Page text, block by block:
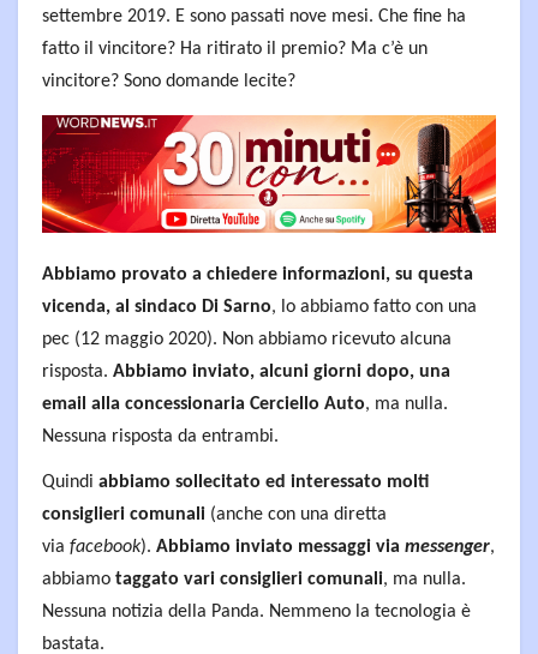
settembre 2019. E sono passati nove mesi. Che fine ha
fatto il vincitore? Ha ritirato il premio? Ma c’è un
vincitore? Sono domande lecite?
Abbiamo provato a chiedere informazioni, su questa
vicenda, al sindaco Di Sarno, lo abbiamo fatto con una
pec (12 maggio 2020). Non abbiamo ricevuto alcuna
risposta. Abbiamo inviato, alcuni giorni dopo, una
email alla concessionaria Cerciello Auto, ma nulla.
Nessuna risposta da entrambi.
Quindi abbiamo sollecitato ed interessato molti
consiglieri comunali (anche con una diretta
via facebook). Abbiamo inviato messaggi via messenger,
abbiamo taggato vari consiglieri comunali, ma nulla.
Nessuna notizia della Panda. Nemmeno la tecnologia è
bastata.